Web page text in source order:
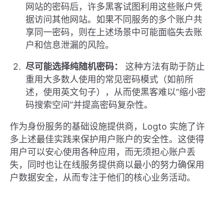
网站的密码后，许多黑客试图利用这些账户凭
据访问其他网站。如果不同服务的多个账户共
享同一密码，则在上述场景中可能面临失去账
户和信息泄漏的风险。
尽可能选择纯随机密码：
这种方法有助于防止
重用大多数人使用的常见密码模式（如前所
述，使用英文句子），从而使黑客难以“缩小密
码搜索空间”并提高密码复杂性。
作为身份服务的基础设施提供商，Logto 实施了许
多上述最佳实践来保护用户账户的安全性。这使得
用户可以安心使用各种应用，而无须担心账户丢
失，同时也让在线服务提供商以最小的努力确保用
户数据安全，从而专注于他们的核心业务活动。